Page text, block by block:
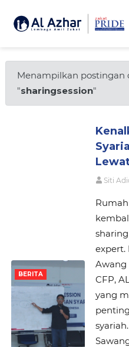
Menampilkan postingan
"sharingsession"
BERITA
Siti
expert.
Awang
CFP,
yang